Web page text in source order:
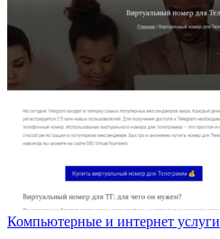
Компьютерные и интернет услуги